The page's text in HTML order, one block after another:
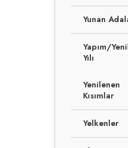
Yunan
Yapım/
Yılı
Yenilenen
Kısımlar
Yelkenler